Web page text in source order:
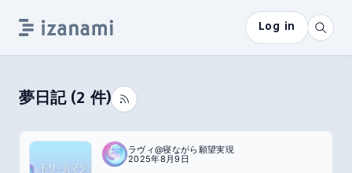
Log in
夢日記(2 件)
ラヴィ@寝ながら願望実現
2025年8月9日